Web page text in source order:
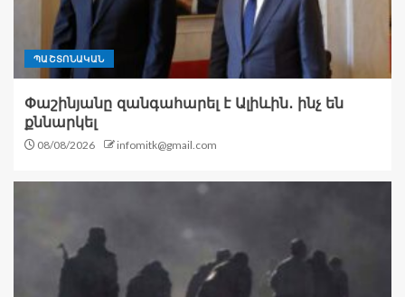
ՊԱՇՏՈՆԱԿԱՆ
Փաշինյանը զանգահարել է Ալիևին․ ինչ են
քննարկել
08/08/2026 infomitk@gmail.com